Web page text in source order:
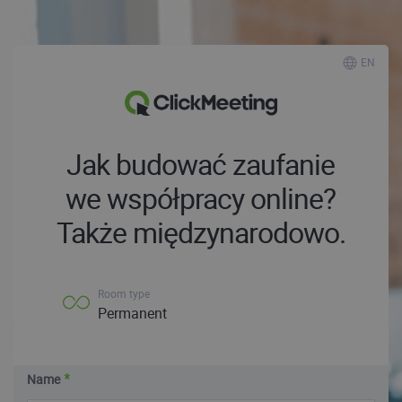
EN
Jak budować zaufanie
we współpracy online?
Także międzynarodowo.
Room type
Permanent
Name